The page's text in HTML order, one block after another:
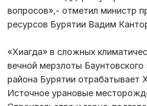
вопросов»,- отметил министр
ресурсов Бурятии Вадим
«Хиагда» в сложных
вечной мерзлоты Баунтовского
района Бурятии отрабатывает
Источное урановые